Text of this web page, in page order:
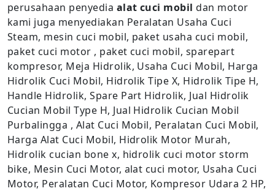
perusahaan penyedia alat cuci mobil dan motor
kami juga menyediakan Peralatan Usaha Cuci
Steam, mesin cuci mobil, paket usaha cuci mobil,
paket cuci motor , paket cuci mobil, sparepart
kompresor, Meja Hidrolik, Usaha Cuci Mobil, Harga
Hidrolik Cuci Mobil, Hidrolik Tipe X, Hidrolik Tipe H,
Handle Hidrolik, Spare Part Hidrolik, Jual Hidrolik
Cucian Mobil Type H, Jual Hidrolik Cucian Mobil
Purbalingga , Alat Cuci Mobil, Peralatan Cuci Mobil,
Harga Alat Cuci Mobil, Hidrolik Motor Murah,
Hidrolik cucian bone x, hidrolik cuci motor storm
bike, Mesin Cuci Motor, alat cuci motor, Usaha Cuci
Motor, Peralatan Cuci Motor, Kompresor Udara 2 HP,